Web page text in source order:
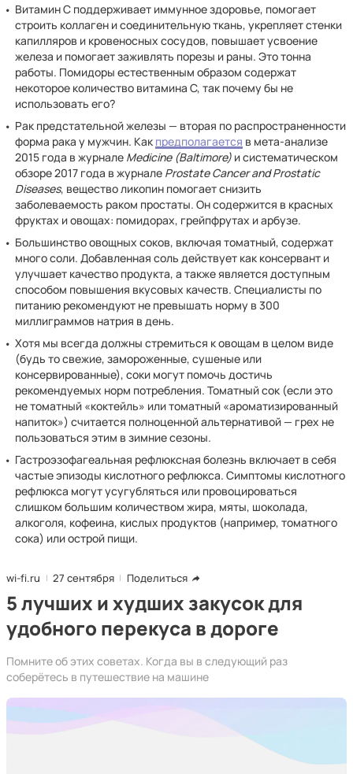
Витамин С поддерживает иммунное здоровье, помогает
строить коллаген и соединительную ткань, укрепляет стенки
капилляров и кровеносных сосудов, повышает усвоение
железа и помогает заживлять порезы и раны. Это тонна
работы. Помидоры естественным образом содержат
некоторое количество витамина С, так почему бы не
использовать его?
Рак предстательной железы — вторая по распространенности
форма рака у мужчин. Как предполагается в мета-анализе
2015 года в журнале Medicine (Baltimore) и систематическом
обзоре 2017 года в журнале Prostate Cancer and Prostatic
Diseases, вещество ликопин помогает снизить
заболеваемость раком простаты. Он содержится в красных
фруктах и овощах: помидорах, грейпфрутах и арбузе.
Большинство овощных соков, включая томатный, содержат
много соли. Добавленная соль действует как консервант и
улучшает качество продукта, а также является доступным
способом повышения вкусовых качеств. Специалисты по
питанию рекомендуют не превышать норму в 300
миллиграммов натрия в день.
Хотя мы всегда должны стремиться к овощам в целом виде
(будь то свежие, замороженные, сушеные или
консервированные), соки могут помочь достичь
рекомендуемых норм потребления. Томатный сок (если это
не томатный «коктейль» или томатный «ароматизированный
напиток») считается полноценной альтернативой — грех не
пользоваться этим в зимние сезоны.
Гастроэзофагеальная рефлюксная болезнь включает в себя
частые эпизоды кислотного рефлюкса. Симптомы кислотного
рефлюкса могут усугубляться или провоцироваться
слишком большим количеством жира, мяты, шоколада,
алкоголя, кофеина, кислых продуктов (например, томатного
сока) или острой пищи.
wi-fi.ru 27 сентября Поделиться
5 лучших и худших закусок для
удобного перекуса в дороге
Помните об этих советах. Когда вы в следующий раз
соберётесь в путешествие на машине